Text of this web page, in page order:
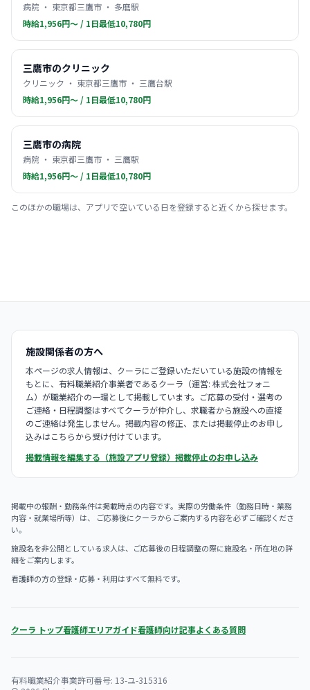
病院 ・ 東京都三鷹市 ・ 多磨駅
時給1,956円〜 / 1日最低10,780円
三鷹市のクリニック
クリニック ・ 東京都三鷹市 ・ 三鷹台駅
時給1,956円〜 / 1日最低10,780円
三鷹市の病院
病院 ・ 東京都三鷹市 ・ 三鷹駅
時給1,956円〜 / 1日最低10,780円
このほかの職場は、アプリで空いている日を登録すると近くから探せます。
施設関係者の方へ
本ページの求人情報は、クーラにご登録いただいている施設の情報を
もとに、有料職業紹介事業者であるクーラ（運営: 株式会社フォニ
ム）が職業紹介の一環として掲載しています。ご応募の受付・選考の
ご連絡・日程調整はすべてクーラが仲介し、求職者から施設への直接
のご連絡は発生しません。掲載内容の修正、または掲載停止のお申し
込みはこちらから受け付けています。
掲載情報を編集する（施設アプリ登録） 掲載停止のお申し込み
掲載中の報酬・勤務条件は掲載時点の内容です。実際の労働条件（勤務日時・業務
内容・就業場所等）は、 ご応募後にクーラからご案内する内容を必ずご確認くださ
い。
施設名を非公開としている求人は、ご応募後の日程調整の際に施設名・所在地の詳
細をご案内します。
看護師の方の登録・応募・利用はすべて無料です。
クーラ トップ看護師エリアガイド看護師向け記事よくある質問
有料職業紹介事業許可番号: 13-ユ-315316